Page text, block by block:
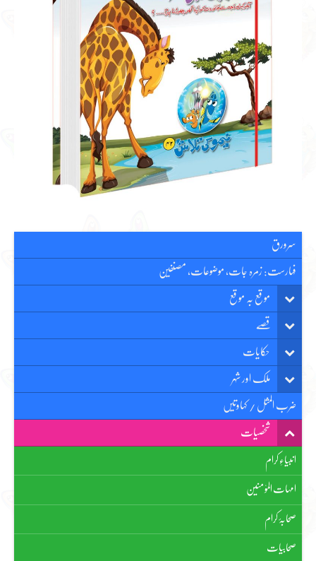
سرورق
فہارست: زمرہ جات، موضوعات، مصنفین
موقع بہ موقع
قصّے
حکایات
ملک اور شہر
ضرب المثل / کہاوتیں
شخصیات
انبیاءِ کرام
امہات الموٗ منین
صحابۂ کرام
صحابیات